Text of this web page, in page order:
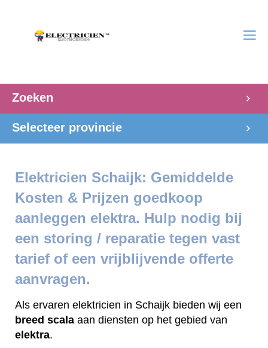
Zoeken
Selecteer provincie
Elektricien Schaijk: Gemiddelde
Kosten & Prijzen goedkoop
aanleggen elektra. Hulp nodig bij
een storing / reparatie tegen vast
tarief of een vrijblijvende offerte
aanvragen.
Als ervaren elektricien in Schaijk bieden wij een
breed scala aan diensten op het gebied van
elektra.